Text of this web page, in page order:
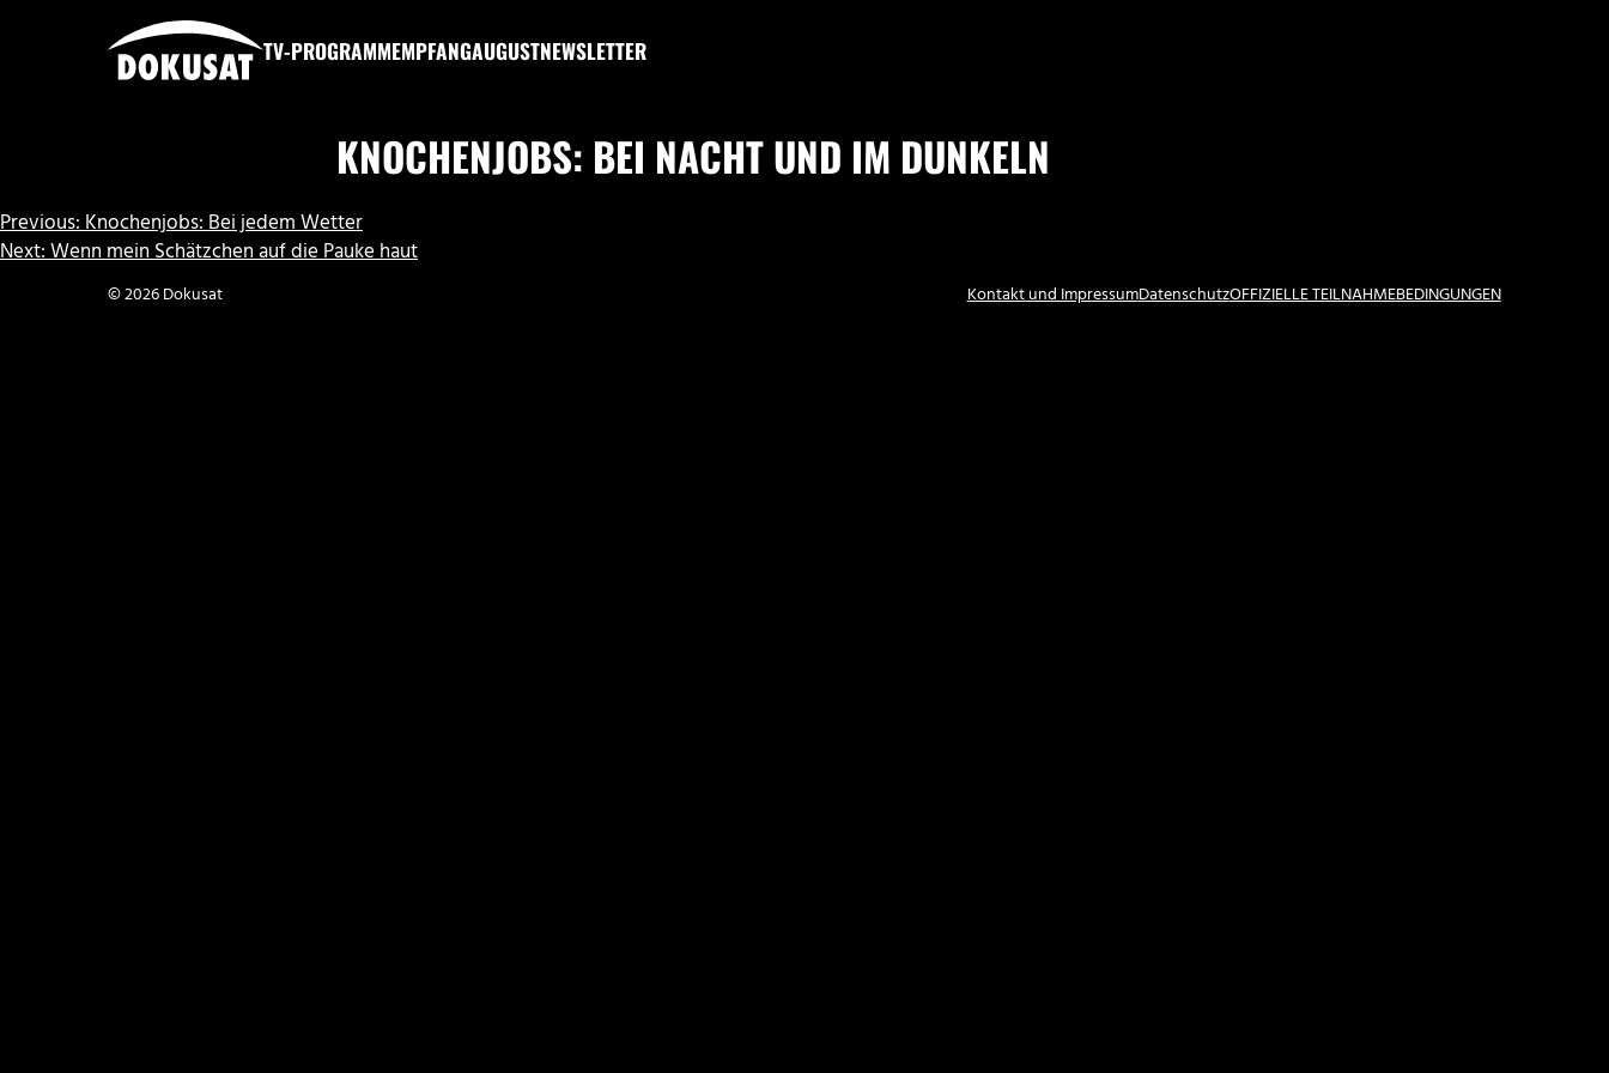
TV-PROGRAMMEMPFANGAUGUSTNEWSLETTER
KNOCHENJOBS: BEI NACHT UND IM DUNKELN
BEITRAGSNAVIGATION
Previous:Knochenjobs: Bei jedem Wetter
Next:Wenn mein Schätzchen auf die Pauke haut
© 2026 Dokusat Kontakt und ImpressumDatenschutzOFFIZIELLE TEILNAHMEBEDINGUNGEN